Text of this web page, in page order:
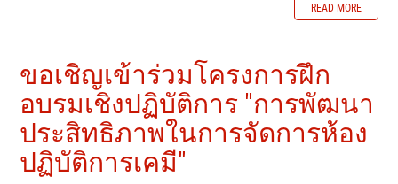
READ MORE
ขอเชิญเข้าร่วมโครงการฝึก
อบรมเชิงปฏิบัติการ "การพัฒนา
ประสิทธิภาพในการจัดการห้อง
ปฏิบัติการเคมี"